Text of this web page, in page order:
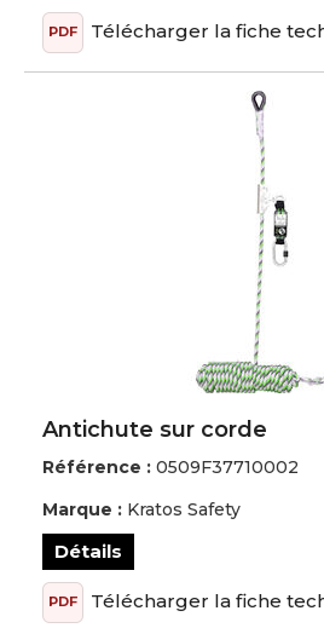
PDF Télécharger la fiche
Antichute sur corde
Référence : 0509F37710002
Marque : Kratos Safety
Détails
PDF Télécharger la fiche